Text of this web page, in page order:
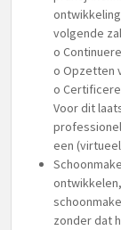
volgende
o
o Opzetten
o
Voor dit
een
zonder dat